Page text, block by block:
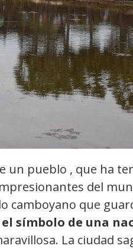
un pueblo , que ha
del
camboyano que
el símbolo de una
La ciudad